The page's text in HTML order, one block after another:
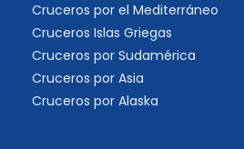
Cruceros por el Mediterráneo
Cruceros Islas Griegas
Cruceros por Sudamérica
Cruceros por Asia
Cruceros por Alaska